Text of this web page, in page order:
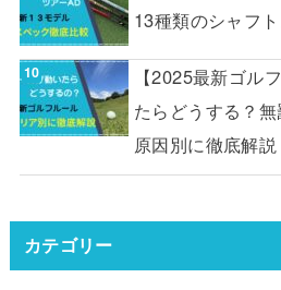
13種類のシャフ
【2025最新ゴル
たらどうする？
原因別に徹底解説
カテゴリー